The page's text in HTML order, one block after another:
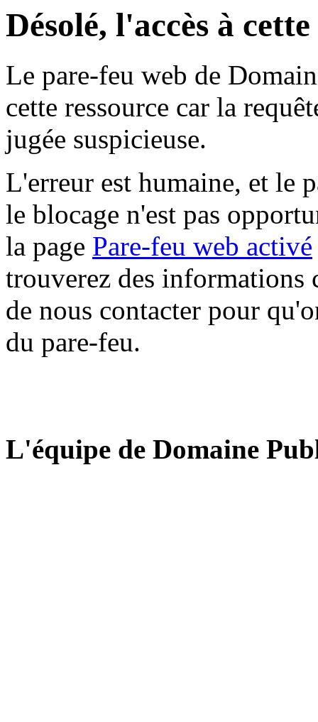
Désolé, l'accès à
Le pare-feu web de
cette ressource car la
jugée suspicieuse.
L'erreur est humaine, et le
le blocage n'est pas
la page Pare-feu web activé
trouverez des informations
de nous contacter pour
du pare-feu.
L'équipe de Domaine